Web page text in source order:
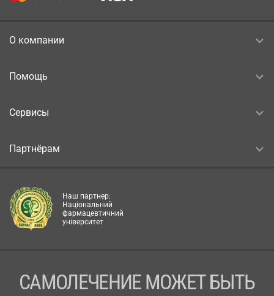
О компании
Помощь
Сервисы
Партнёрам
Наш партнер:
Національний
фармацевтичний
університет
САМОЛЕЧЕНИЕ МОЖЕТ БЫТЬ